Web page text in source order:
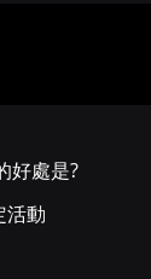
好處是?
活動